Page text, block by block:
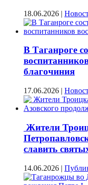
18.06.2026 |
В Таганроге
благочиния
17.06.2026 |
Жители
славить
14.06.2026 |